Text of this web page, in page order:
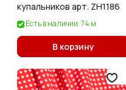
купальников арт. ZH1186
Есть в наличии: 74 м
В корзину